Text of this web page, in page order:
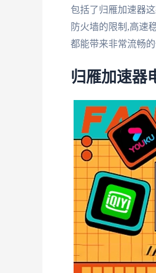
包括了归雁加速器
防火墙的限制,高速
都能带来非常流畅的
归雁加速器